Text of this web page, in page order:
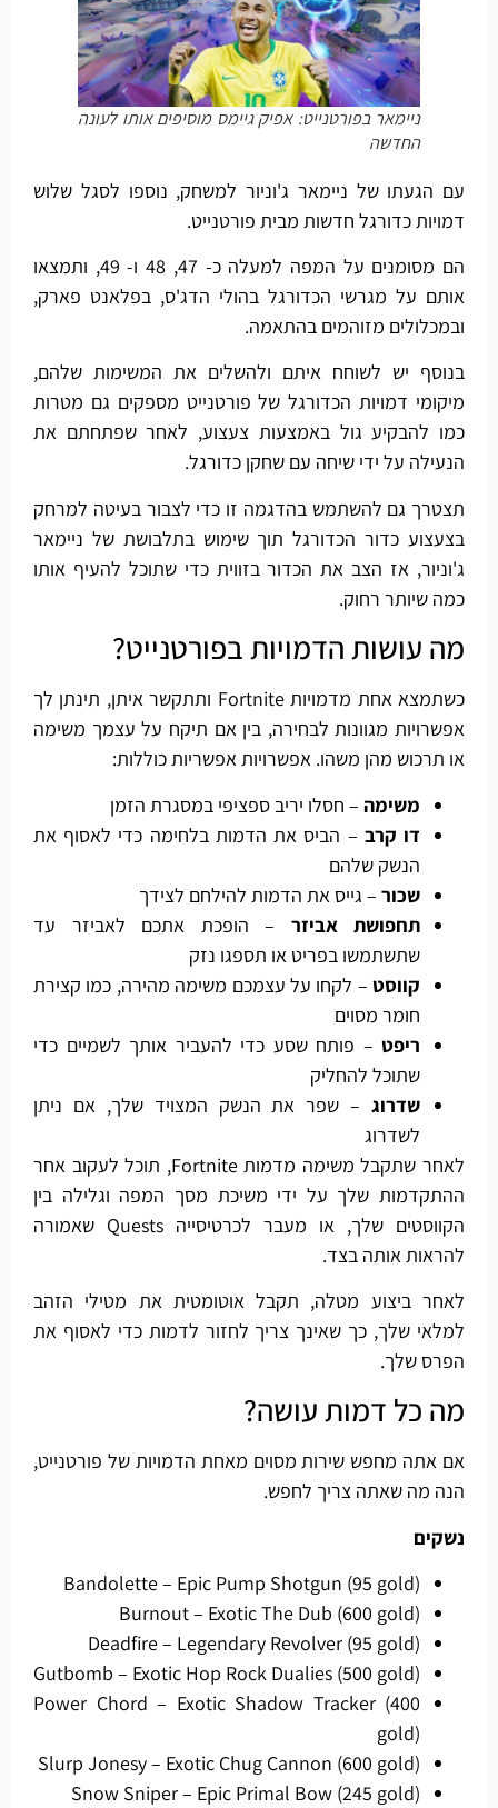
ניימאר בפורטנייט: אפיק גיימס מוסיפים אותו לעונה
החדשה
עם הגעתו של ניימאר ג'וניור למשחק, נוספו לסגל שלוש
דמויות כדורגל חדשות מבית פורטנייט.
הם מסומנים על המפה למעלה כ- 47, 48 ו- 49, ותמצאו
אותם על מגרשי הכדורגל בהולי הדג'ס, בפלאנט פארק,
ובמכלולים מזוהמים בהתאמה.
בנוסף יש לשוחח איתם ולהשלים את המשימות שלהם,
מיקומי דמויות הכדורגל של פורטנייט מספקים גם מטרות
כמו להבקיע גול באמצעות צעצוע, לאחר שפתחתם את
הנעילה על ידי שיחה עם שחקן כדורגל.
תצטרך גם להשתמש בהדגמה זו כדי לצבור בעיטה למרחק
בצעצוע כדור הכדורגל תוך שימוש בתלבושת של ניימאר
ג'וניור, אז הצב את הכדור בזווית כדי שתוכל להעיף אותו
כמה שיותר רחוק.
מה עושות הדמויות בפורטנייט?
כשתמצא אחת מדמויות Fortnite ותתקשר איתן, תינתן לך
אפשרויות מגוונות לבחירה, בין אם תיקח על עצמך משימה
או תרכוש מהן משהו. אפשרויות אפשריות כוללות:
משימה – חסלו יריב ספציפי במסגרת הזמן
דו קרב – הביס את הדמות בלחימה כדי לאסוף את
הנשק שלהם
שכור – גייס את הדמות להילחם לצידך
תחפושת אביזר – הופכת אתכם לאביזר עד
שתשתמשו בפריט או תספגו נזק
קווסט – לקחו על עצמכם משימה מהירה, כמו קצירת
חומר מסוים
ריפט – פותח שסע כדי להעביר אותך לשמיים כדי
שתוכל להחליק
שדרוג – שפר את הנשק המצויד שלך, אם ניתן
לשדרוג
לאחר שתקבל משימה מדמות Fortnite, תוכל לעקוב אחר
ההתקדמות שלך על ידי משיכת מסך המפה וגלילה בין
הקווסטים שלך, או מעבר לכרטיסייה Quests שאמורה
להראות אותה בצד.
לאחר ביצוע מטלה, תקבל אוטומטית את מטילי הזהב
למלאי שלך, כך שאינך צריך לחזור לדמות כדי לאסוף את
הפרס שלך.
מה כל דמות עושה?
אם אתה מחפש שירות מסוים מאחת הדמויות של פורטנייט,
הנה מה שאתה צריך לחפש.
נשקים
Bandolette – Epic Pump Shotgun (95 gold)
Burnout – Exotic The Dub (600 gold)
Deadfire – Legendary Revolver (95 gold)
Gutbomb – Exotic Hop Rock Dualies (500 gold)
Power Chord – Exotic Shadow Tracker (400
gold)
Slurp Jonesy – Exotic Chug Cannon (600 gold)
Snow Sniper – Epic Primal Bow (245 gold)